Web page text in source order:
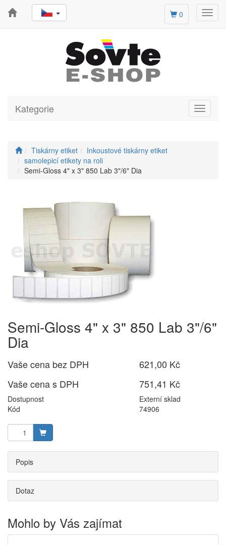
0
Toggle
Kategorie
Tiskárny etiket
Inkoustové tiskárny etiket
samolepicí etikety na roli
Semi-Gloss 4" x 3" 850 Lab 3"/6" Dia
Semi-Gloss 4" x 3" 850 Lab 3"/6"
Dia
Vaše cena bez DPH
621,00 Kč
Vaše cena s DPH
751,41 Kč
Dostupnost
Externí sklad
Kód
74906
Popis
Dotaz
Mohlo by Vás zajímat